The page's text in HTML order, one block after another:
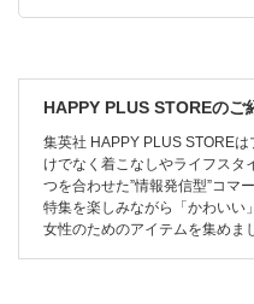
HAPPY PLUS STOREのご
集英社 HAPPY PLUS STORE
けでなく着こなしやライフスタ
つを合わせた”情報発信型”コマ
特集を楽しみながら「かわいい
女性のためのアイテムを集めま